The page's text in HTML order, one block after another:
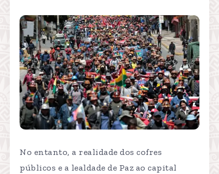
No entanto, a realidade dos cofres
públicos e a lealdade de Paz ao capital